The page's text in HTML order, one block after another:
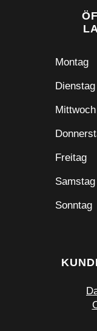
Montag
Dienstag
Mittwoch
Freitag
Samstag
Sonntag